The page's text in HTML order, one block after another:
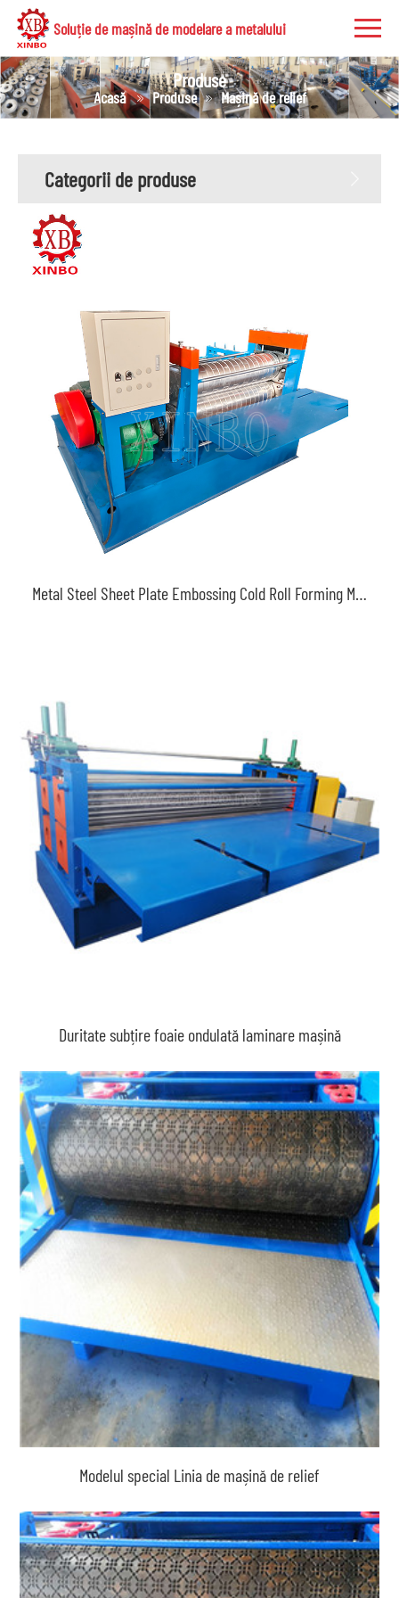
Soluție de mașină de modelare a metalului
Produse
Acasă Produse Mașină de relief
Categorii de produse
Metal Steel Sheet Plate Embossing Cold Roll Forming Machine
Duritate subțire foaie ondulată laminare mașină
Modelul special Linia de mașină de relief